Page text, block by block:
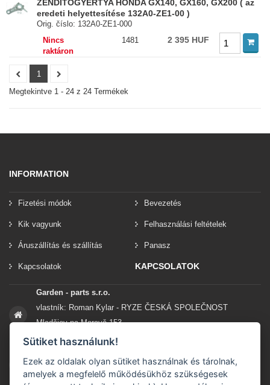
ZENDÍTÕGYERTYA HONDA GX140, GX160, GX200 ( az
eredeti helyettesítése 132A0-ZE1-00 )
Orig. číslo: 132A0-ZE1-000
Nincs
raktáron
1481 2 395 HUF
1
Megtekintve 1 - 24 z 24 Termékek
INFORMATION
Fizetési módok Bevezetés
Kik vagyunk Felhasználási feltételek
Áruszállítás és szállítás Panasz
Kapcsolatok KAPCSOLATOK
Garden - parts s.r.o.
vlastník: Roman Kylar - RYZE ČESKÁ SPOLEČNOST
Mladějov na Moravě 153
56935 Mladějov na Moravě
+420 777 96 96 03
Sütiket használunk!
Ezek az oldalak olyan sütiket használnak és tárolnak,
amelyek a megfelelő működésükhöz szükségesek